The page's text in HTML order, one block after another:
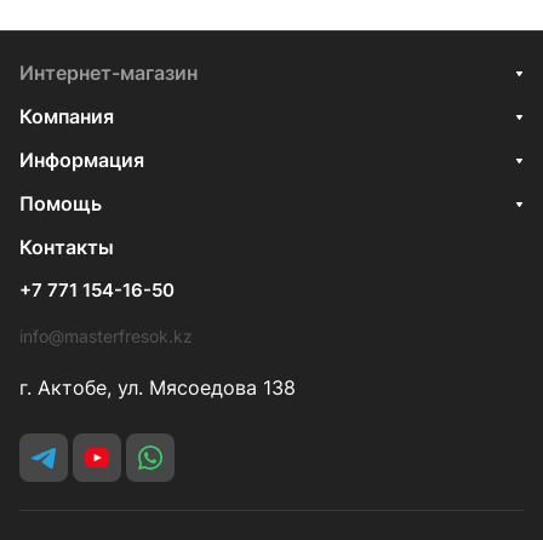
Интернет-магазин
Компания
Информация
Помощь
Контакты
+7 771 154-16-50
info@masterfresok.kz
г. Актобе, ул. Мясоедова 138